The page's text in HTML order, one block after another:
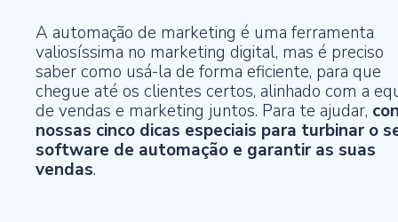
A automação de marketing é uma ferramenta
valiosíssima no marketing digital, mas é preciso
saber como usá-la de forma eficiente, para que
chegue até os clientes certos, alinhado com a
de vendas e marketing juntos. Para te ajudar,
nossas cinco dicas especiais para turbinar o
software de automação e garantir as suas
vendas.